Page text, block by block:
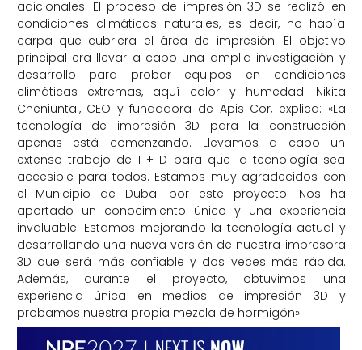
adicionales. El proceso de impresión 3D se realizó en
condiciones climáticas naturales, es decir, no había
carpa que cubriera el área de impresión. El objetivo
principal era llevar a cabo una amplia investigación y
desarrollo para probar equipos en condiciones
climáticas extremas, aquí calor y humedad. Nikita
Cheniuntai, CEO y fundadora de Apis Cor, explica: «La
tecnología de impresión 3D para la construcción
apenas está comenzando. Llevamos a cabo un
extenso trabajo de I + D para que la tecnología sea
accesible para todos. Estamos muy agradecidos con
el Municipio de Dubai por este proyecto. Nos ha
aportado un conocimiento único y una experiencia
invaluable. Estamos mejorando la tecnología actual y
desarrollando una nueva versión de nuestra impresora
3D que será más confiable y dos veces más rápida.
Además, durante el proyecto, obtuvimos una
experiencia única en medios de impresión 3D y
probamos nuestra propia mezcla de hormigón».